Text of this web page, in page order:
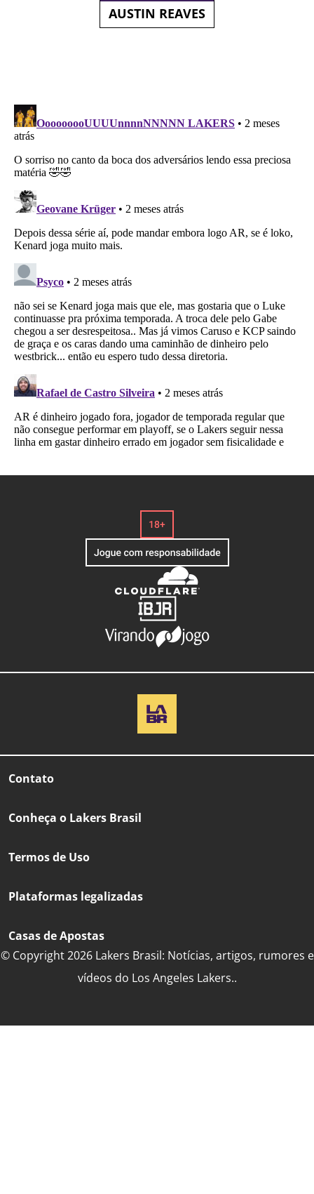
AUSTIN REAVES
Contato
Conheça o Lakers Brasil
Termos de Uso
Plataformas legalizadas
Casas de Apostas
© Copyright 2026 Lakers Brasil: Notícias, artigos, rumores e
vídeos do Los Angeles Lakers..